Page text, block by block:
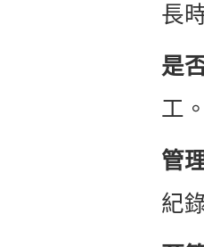
長
是
工
管
紀